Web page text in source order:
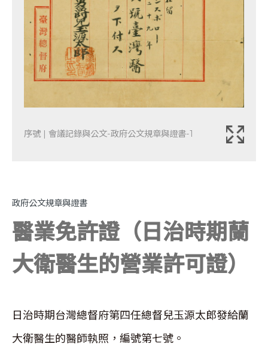
序號 | 會議記錄與公文-政府公文規章與證書-1
政府公文規章與證書
醫業免許證（日治時期蘭
大衛醫生的營業許可證）
日治時期台灣總督府第四任總督兒玉源太郎發給蘭
大衛醫生的醫師執照，編號第七號。